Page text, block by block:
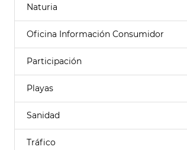
Naturia
Oficina Información Consumidor
Participación
Playas
Sanidad
Tráfico